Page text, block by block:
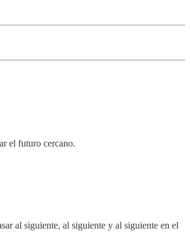
el futuro cercano.
al siguiente, al siguiente y al siguiente en el